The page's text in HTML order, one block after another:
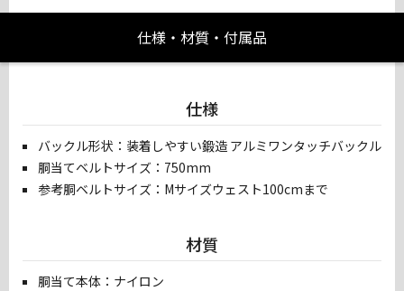
仕様・材質・付属品
仕様
バックル形状：装着しやすい鍛造 アルミワンタッチバックル
胴当てベルトサイズ：750mm
参考胴ベルトサイズ：Mサイズウェスト100cmまで
材質
胴当て本体：ナイロン